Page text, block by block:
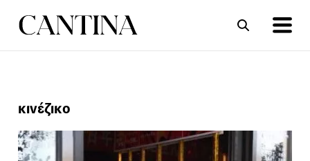
κινέζικο